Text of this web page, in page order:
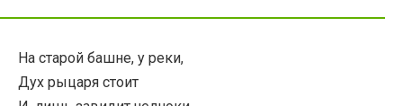
На старой башне, у реки,
Дух рыцаря стоит